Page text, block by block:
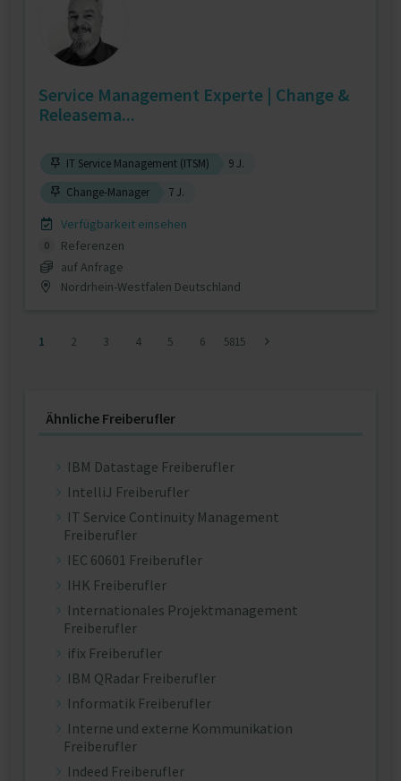
Service Management Experte | Change &
Releasema...
IT Service Management (ITSM)
9 J.
Change-Manager
7 J.
Verfügbarkeit einsehen
0
Referenzen
auf Anfrage
Nordrhein-Westfalen Deutschland
1 2 3 4 5 6 5815
Ähnliche Freiberufler
IBM Datastage Freiberufler
IntelliJ Freiberufler
IT Service Continuity Management
Freiberufler
IEC 60601 Freiberufler
IHK Freiberufler
Internationales Projektmanagement
Freiberufler
ifix Freiberufler
IBM QRadar Freiberufler
Informatik Freiberufler
Interne und externe Kommunikation
Freiberufler
Indeed Freiberufler